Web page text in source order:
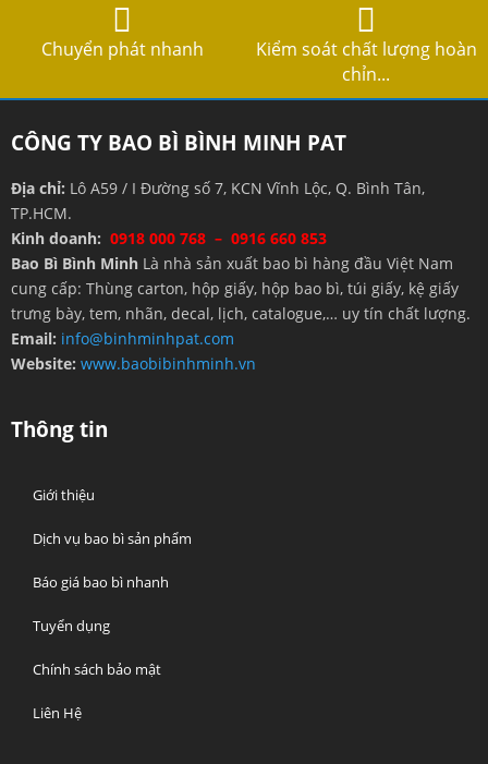
Chuyển phát nhanh
Kiểm soát chất lượng hoàn
chỉn...
CÔNG TY BAO BÌ BÌNH MINH PAT
Địa chỉ: Lô A59 / I Đường số 7, KCN Vĩnh Lộc, Q. Bình Tân,
TP.HCM.
Kinh doanh: 0918 000 768 – 0916 660 853
Bao Bì Bình Minh Là nhà sản xuất bao bì hàng đầu Việt Nam
cung cấp: Thùng carton, hộp giấy, hộp bao bì, túi giấy, kệ giấy
trưng bày, tem, nhãn, decal, lịch, catalogue,… uy tín chất lượng.
Email: info@binhminhpat.com
Website: www.baobibinhminh.vn
Thông tin
Giới thiệu
Dịch vụ bao bì sản phẩm
Báo giá bao bì nhanh
Tuyển dụng
Chính sách bảo mật
Liên Hệ